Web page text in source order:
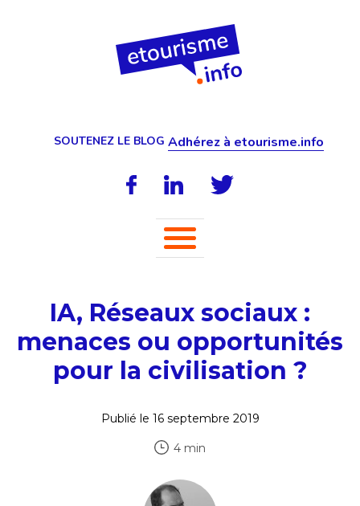
SOUTENEZ LE BLOG Adhérez à etourisme.info
IA, Réseaux sociaux :
menaces ou opportunités
pour la civilisation ?
Publié le 16 septembre 2019
4 min